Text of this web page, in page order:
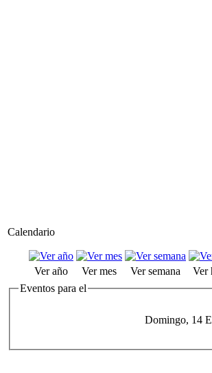
Calendario
Ver año Ver mes Ver semana Ver
Eventos para el
Domingo, 14